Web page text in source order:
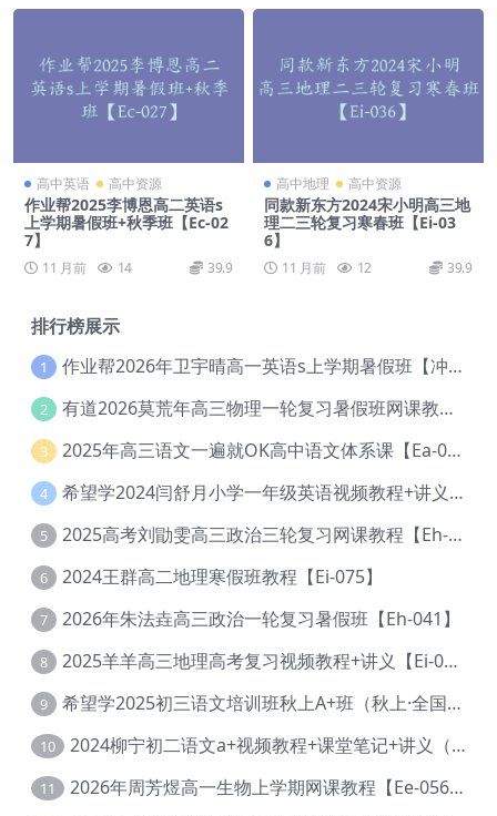
高中英语 高中资源
作业帮2025李博恩高二英语s
上学期暑假班+秋季班【Ec-02
7】
11 月前 14 39.9
高中地理 高中资源
同款新东方2024宋小明高三地
理二三轮复习寒春班【Ei-03
6】
11 月前 12 39.9
排行榜展示
1 作业帮2026年卫宇晴高一英语s上学期暑假班【冲顶班】【Ec-003】
2 有道2026莫荒年高三物理一轮复习暑假班网课教程【Ef-044】
3 2025年高三语文一遍就OK高中语文体系课【Ea-028】
4 希望学2024闫舒月小学一年级英语视频教程+讲义【Cc-004】
5 2025高考刘勖雯高三政治三轮复习网课教程【Eh-061】
6 2024王群高二地理寒假班教程【Ei-075】
7 2026年朱法垚高三政治一轮复习暑假班【Eh-041】
8 2025羊羊高三地理高考复习视频教程+讲义【Ei-051】
9 希望学2025初三语文培训班秋上A+班（秋上·全国版·A+）【Da-031】
10 2024柳宁初二语文a+视频教程+课堂笔记+讲义（暑假班+秋季班）【Da-003】
11 2026年周芳煜高一生物上学期网课教程【Ee-056】